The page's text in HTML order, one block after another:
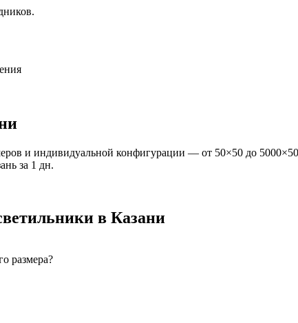
и индивидуальной конфигурации — от 50×50 до
за 1 дн.
в Казани
размера?